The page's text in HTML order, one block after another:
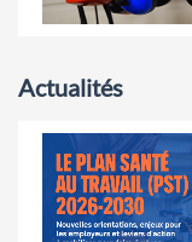
Actualités